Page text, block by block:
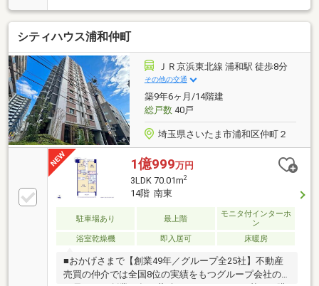
の大切な資産をご売却・お買替え等全てをサポート致
します■【Ｔ’ｓローン】東宝ハウスフィナンシャルは
住信SBIネット銀行の東宝ハウス支店業務を行ってま
す。・万一の病気やケガで働けなくになったとき
は・・の対策方法・上乗せなしで３大疾病(ガン診断時
含む)・全疾病保障が付帯された提携住宅ローンをご提
供します□365日24時間住まいの駆付けサービス（3年
間無料）□CLUB OFFプレミアム (多様な特別優待サー
ビス)□東宝ハウスCLUB
シティハウス浦和仲町
ＪＲ京浜東北線 浦和駅 徒歩8分
その他の交通
築9年6ヶ月/14階建
総戸数40戸
埼玉県さいたま市浦和区仲町２
1億999万円
3LDK 70.01m2
14階 南東
駐車場あり 最上階
モニタ付インターホ
ン
浴室乾燥機
即入居可 床暖房
■おかげさまで【創業49年／グループ全25社】不動産
売買の仲介では全国8位の実績をもつグループ会社の